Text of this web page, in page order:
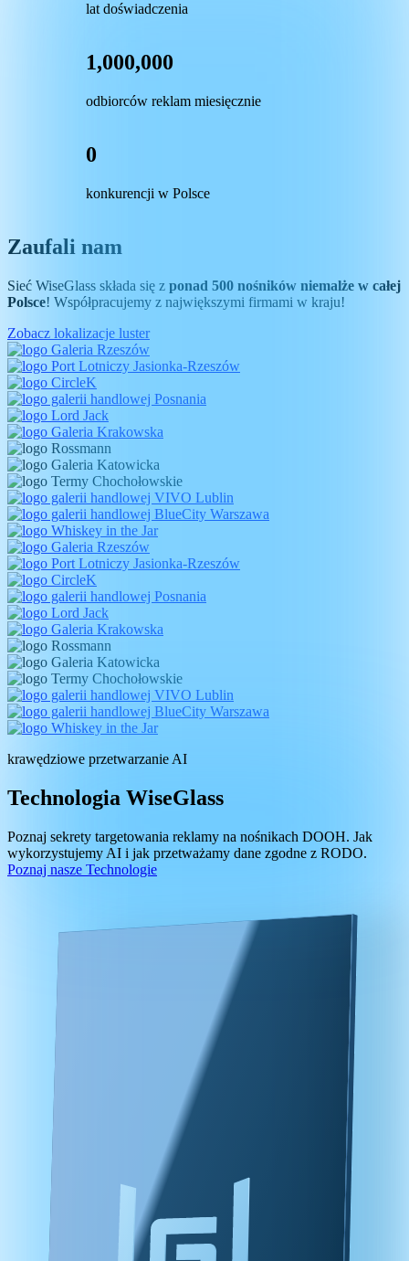
lat doświadczenia
1,000,000
odbiorców reklam miesięcznie
0
konkurencji w Polsce
Zaufali nam
Sieć WiseGlass składa się z ponad 500 nośników niemalże w całej
Polsce! Współpracujemy z największymi firmami w kraju!
Zobacz lokalizacje luster
krawędziowe przetwarzanie AI
Technologia WiseGlass
Poznaj sekrety targetowania reklamy na nośnikach DOOH. Jak
wykorzystujemy AI i jak przetważamy dane zgodne z RODO.
Poznaj nasze Technologie